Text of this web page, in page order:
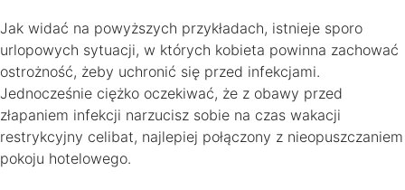
Jak widać na powyższych przykładach, istnieje sporo
urlopowych sytuacji, w których kobieta powinna zachować
ostrożność, żeby uchronić się przed infekcjami.
Jednocześnie ciężko oczekiwać, że z obawy przed
złapaniem infekcji narzucisz sobie na czas wakacji
restrykcyjny celibat, najlepiej połączony z nieopuszczaniem
pokoju hotelowego.